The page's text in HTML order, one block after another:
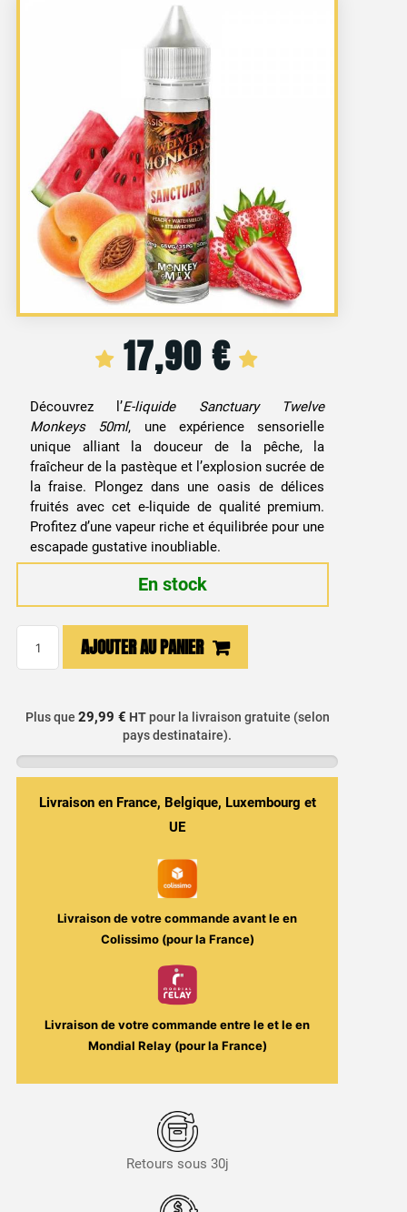
17,90€
Découvrez l’E-liquide Sanctuary Twelve
Monkeys 50ml, une expérience sensorielle
unique alliant la douceur de la pêche, la
fraîcheur de la pastèque et l’explosion sucrée de
la fraise. Plongez dans une oasis de délices
fruités avec cet e-liquide de qualité premium.
Profitez d’une vapeur riche et équilibrée pour une
escapade gustative inoubliable.
En stock
Sanctuary
Monkeys
50ml
AJOUTER AU PANIER
Plus que 29,99 € HTpour la livraison gratuite (selon
pays destinataire).
Livraison en France, Belgique, Luxembourg et
UE
Livraison de votre commande avant leen
Colissimo (pour la France)
Livraison de votre commande entre leet leen
Mondial Relay (pour la France)
Retours sous 30j